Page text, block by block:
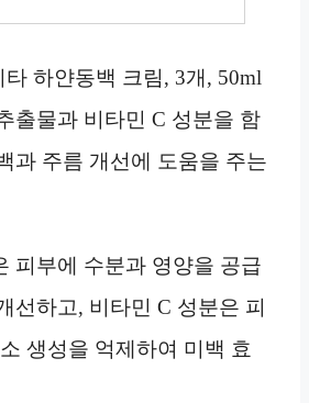
하얀동백 크림, 3개, 50ml
출물과 비타민 C 성분을 함
과 주름 개선에 도움을 주는
피부에 수분과 영양을 공급
선하고, 비타민 C 성분은 피
생성을 억제하여 미백 효